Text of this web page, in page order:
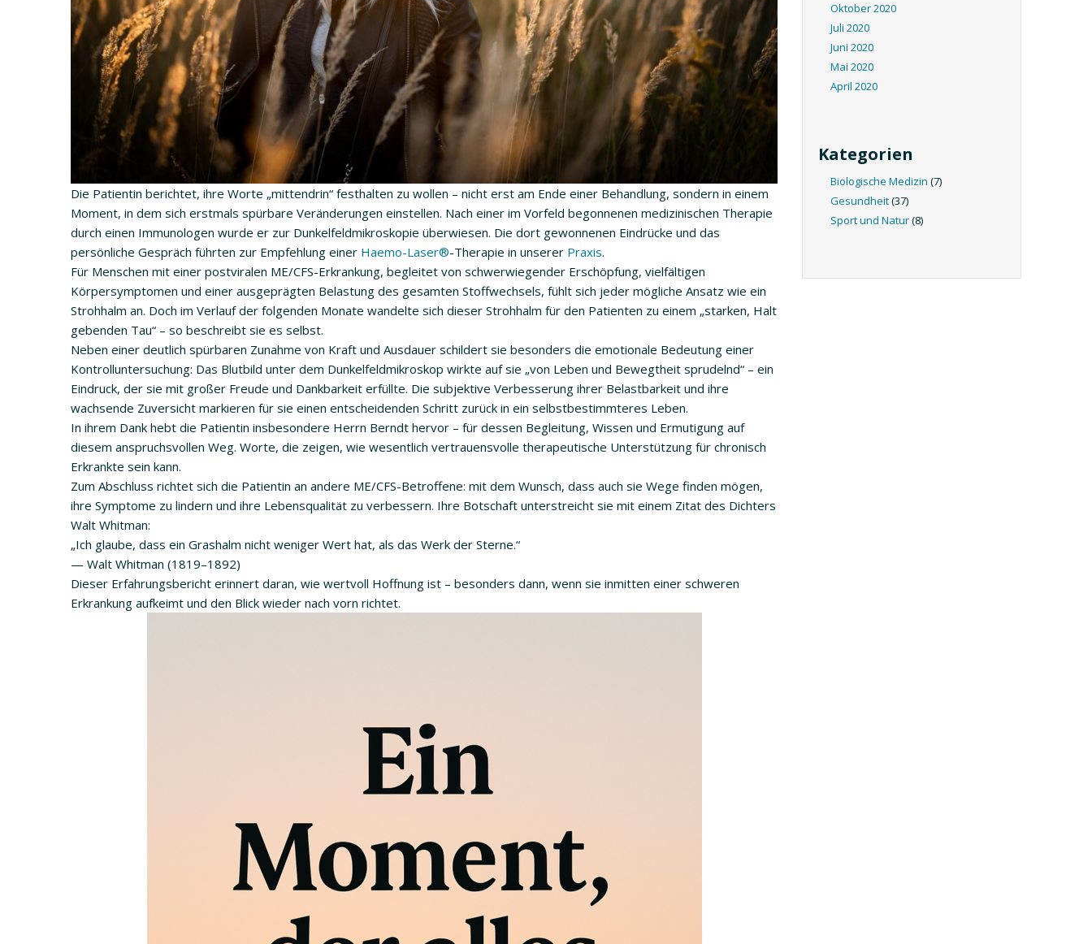
Die Patientin berichtet, ihre Worte „mittendrin“ festhalten zu wollen – nicht erst am Ende einer Behandlung, sondern in einem
Moment, in dem sich erstmals spürbare Veränderungen einstellen. Nach einer im Vorfeld begonnenen medizinischen Therapie
durch einen Immunologen wurde er zur Dunkelfeldmikroskopie überwiesen. Die dort gewonnenen Eindrücke und das
persönliche Gespräch führten zur Empfehlung einer Haemo-Laser®-Therapie in unserer Praxis.
Für Menschen mit einer postviralen ME/CFS-Erkrankung, begleitet von schwerwiegender Erschöpfung, vielfältigen
Körpersymptomen und einer ausgeprägten Belastung des gesamten Stoffwechsels, fühlt sich jeder mögliche Ansatz wie ein
Strohhalm an. Doch im Verlauf der folgenden Monate wandelte sich dieser Strohhalm für den Patienten zu einem „starken, Halt
gebenden Tau“ – so beschreibt sie es selbst.
Neben einer deutlich spürbaren Zunahme von Kraft und Ausdauer schildert sie besonders die emotionale Bedeutung einer
Kontrolluntersuchung: Das Blutbild unter dem Dunkelfeldmikroskop wirkte auf sie „von Leben und Bewegtheit sprudelnd“ – ein
Eindruck, der sie mit großer Freude und Dankbarkeit erfüllte. Die subjektive Verbesserung ihrer Belastbarkeit und ihre
wachsende Zuversicht markieren für sie einen entscheidenden Schritt zurück in ein selbstbestimmteres Leben.
In ihrem Dank hebt die Patientin insbesondere Herrn Berndt hervor – für dessen Begleitung, Wissen und Ermutigung auf
diesem anspruchsvollen Weg. Worte, die zeigen, wie wesentlich vertrauensvolle therapeutische Unterstützung für chronisch
Erkrankte sein kann.
Zum Abschluss richtet sich die Patientin an andere ME/CFS-Betroffene: mit dem Wunsch, dass auch sie Wege finden mögen,
ihre Symptome zu lindern und ihre Lebensqualität zu verbessern. Ihre Botschaft unterstreicht sie mit einem Zitat des Dichters
Walt Whitman:
„Ich glaube, dass ein Grashalm nicht weniger Wert hat, als das Werk der Sterne.“
— Walt Whitman (1819–1892)
Dieser Erfahrungsbericht erinnert daran, wie wertvoll Hoffnung ist – besonders dann, wenn sie inmitten einer schweren
Erkrankung aufkeimt und den Blick wieder nach vorn richtet.
Oktober 2020
Juli 2020
Juni 2020
Mai 2020
April 2020
Kategorien
Biologische Medizin (7)
Gesundheit(37)
Sport und Natur(8)